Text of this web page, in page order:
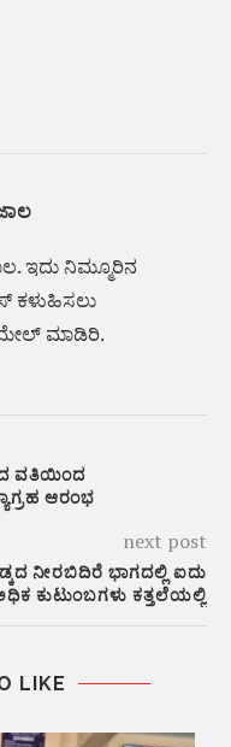
ಇದು ನಿಮ್ಮೂರಿನ
ಕಳುಹಿಸಲು
ಮಾಡಿರಿ.
ವತಿಯಿಂದ
ಆರಂಭ
next post
ನೀರಬಿದಿರೆ ಭಾಗದಲ್ಲಿ ಐದು
ಕುಟುಂಬಗಳು ಕತ್ತಲೆಯಲ್ಲಿ
LIKE